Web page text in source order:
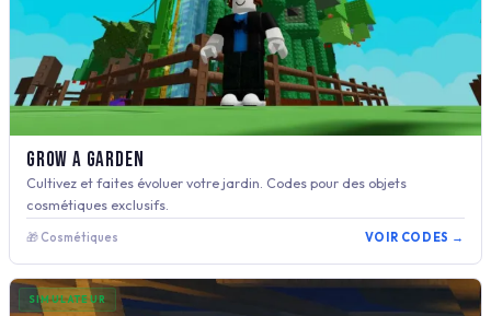
Grow A Garden
Cultivez et faites évoluer votre jardin. Codes pour des objets
cosmétiques exclusifs.
🎁 Cosmétiques VOIR CODES →
SIMULATEUR